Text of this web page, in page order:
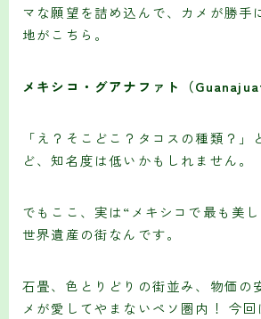
マな願望を詰め込んで、カメが勝手
地がこちら。
メキシコ・グアナファト（
「え？そこどこ？タコスの種類？」
ど、知名度は低いかもしれません。
でもここ、実は“メキシコで最も美し
世界遺産の街なんです。
石畳、色とりどりの街並み、物価の
メが愛してやまないペソ圏内！ 今